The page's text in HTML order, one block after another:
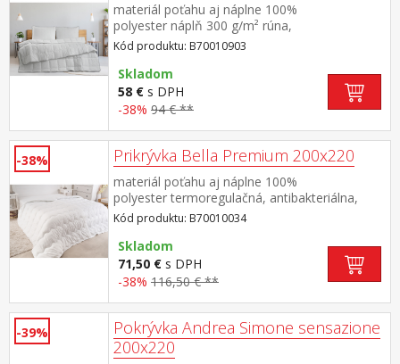
materiál poťahu aj náplne 100%
polyester náplň 300 g/m² rúna,
termoregulačná elegantne prešitý poťah
Kód produktu: B70010903
Skladom
58 € s DPH
-38% 94 € **
-38% Prikrývka Bella Premium 200x220
materiál poťahu aj náplne 100%
polyester termoregulačná, antibakteriálna,
vhodná pre alergikov elegantne
prešitá prateľná do 60 °C
Kód produktu: B70010034
Skladom
71,50 € s DPH
-38% 116,50 € **
-39%
Pokrývka Andrea Simone sensazione
200x220